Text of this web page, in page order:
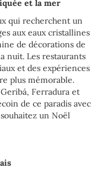
et la mer
qui recherchent un
aux eaux cristallines
de décorations de
nuit. Les restaurants
et des expériences
plus mémorable.
Ferradura et
de ce paradis avec
un Noël